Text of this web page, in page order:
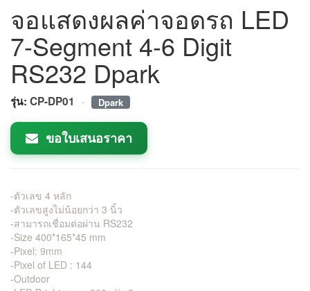
จอแสดงผลค่าจอดรถ LED
7-Segment 4-6 Digit
RS232 Dpark
รุ่น: CP-DP01 · Dpark
ขอใบเสนอราคา
-ตัวเลข 4 หลัก
-ตัวเลขสูงไม่น้อยกว่า 3 นิ้ว
-สามารถเชื่อมต่อผ่าน RS232
-Size 400*165*45 mm
-Pixel: 9mm
-Pixel of LED : 144
-Outdoor